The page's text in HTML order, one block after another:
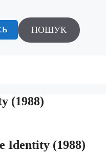
ПОШУК
(1988)
Identity (1988)